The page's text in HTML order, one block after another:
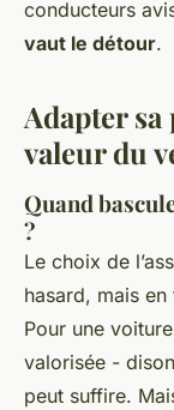
conducteurs
vaut le détour.
Adapter
valeur du
Quand
?
Le choix de
hasard, mais
Pour une
valorisée -
peut suffire.